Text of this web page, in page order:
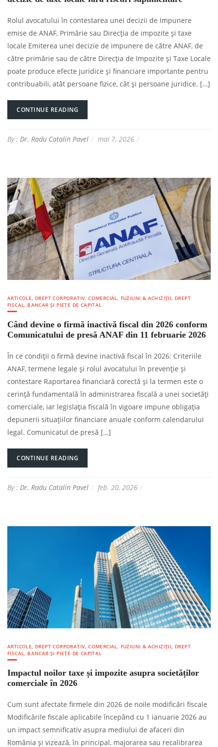
Rolul avocatului în contestarea unei decizii de Impunere
emise de ANAF, Primărie sau Direcția de impozite și taxe
locale Emiterea unei decizie de impunere de către ANAF, de
către primărie sau de către Direcția de Impozite și Taxe Locale
poate produce efecte juridice și financiare importante pentru
contribuabili, atât persoane fizice, cât și persoane juridice. […]
CONTINUE READING
By : Dr. Radu Catalin Pavel mai 7, 2026
ARTICOLE, DREPT CORPORATIV, COMERCIAL, FUZIUNI & ACHIZIȚII, DREPT
FISCAL, BANCAR ȘI PIEȚE DE CAPITAL
Când devine o firmă inactivă fiscal din 2026 conform
Comunicatului de presă ANAF din 11 februarie 2026
În ce condiții o firmă devine inactivă fiscal în 2026: Criteriile
ANAF, termene legale și rolul avocatului în prevenție și
contestare Raportarea financiară corectă și la termen este o
cerință fundamentală în administrarea fiscală a unei societăți
comerciale, iar legislația fiscală în vigoare impune obligația
depunerii situațiilor financiare anuale conform calendarului
legal. Comunicatul de presă […]
CONTINUE READING
By : Dr. Radu Catalin Pavel feb. 20, 2026
ARTICOLE, DREPT CORPORATIV, COMERCIAL, FUZIUNI & ACHIZIȚII, DREPT
FISCAL, BANCAR ȘI PIEȚE DE CAPITAL
Impactul noilor taxe și impozite asupra societăților
comerciale în 2026
Cum sunt afectate firmele din 2026 de noile modificări fiscale
Modificările fiscale aplicabile începând cu 1 ianuarie 2026 au
un impact semnificativ asupra mediului de afaceri din
România și vizează, în principal, majorarea sau recalibrarea